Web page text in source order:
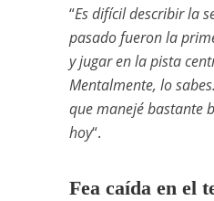
“Es difícil describir la
pasado fueron la
y jugar en la pista
Mentalmente, lo
que manejé bastante
hoy“.
Fea caída en el